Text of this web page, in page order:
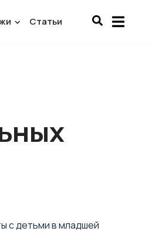
Статьи
с детьми в младшей